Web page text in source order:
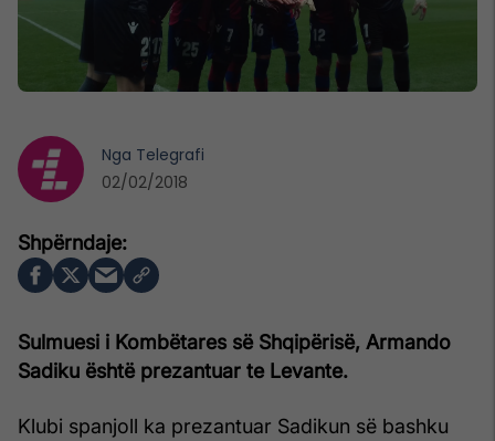
Sulmuesi i Kombëtares së Shqipërisë, Armando
Sadiku është prezantuar te Levante.
Klubi spanjoll ka prezantuar Sadikun së bashku
Nga Telegrafi
02/02/2018